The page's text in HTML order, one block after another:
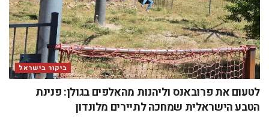
ביקור בישראל
לטעום את פרובאנס וליהנות מהאלפים בגולן: פנינת
הטבע הישראלית שמחכה לתיירים מלונדון